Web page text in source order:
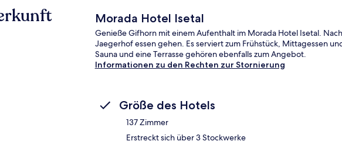
Morada Hotel Isetal
Genieße Gifhorn mit einem Aufenthalt im Morada Hotel Isetal.
Jaegerhof essen gehen. Es serviert zum Frühstück, Mittagessen
Sauna und eine Terrasse gehören ebenfalls zum Angebot.
Informationen zu den Rechten zur Stornierung
Größe des Hotels
137 Zimmer
Erstreckt sich über 3 Stockwerke